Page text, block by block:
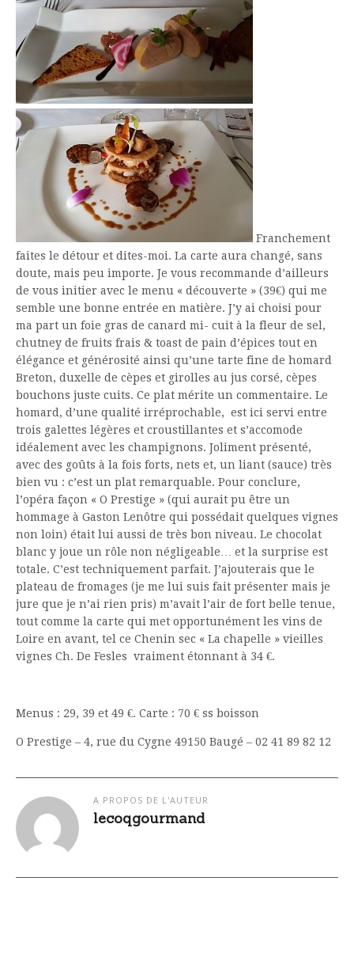
Franchement
faites le détour et dites-moi. La carte aura changé, sans
doute, mais peu importe. Je vous recommande d’ailleurs
de vous initier avec le menu « découverte » (39€) qui me
semble une bonne entrée en matière. J’y ai choisi pour
ma part un foie gras de canard mi- cuit à la fleur de sel,
chutney de fruits frais & toast de pain d’épices tout en
élégance et générosité ainsi qu’une tarte fine de homard
Breton, duxelle de cèpes et girolles au jus corsé, cèpes
bouchons juste cuits. Ce plat mérite un commentaire. Le
homard, d’une qualité irréprochable, est ici servi entre
trois galettes légères et croustillantes et s’accomode
idéalement avec les champignons. Joliment présenté,
avec des goûts à la fois forts, nets et, un liant (sauce) très
bien vu : c’est un plat remarquable. Pour conclure,
l’opéra façon « O Prestige » (qui aurait pu être un
hommage à Gaston Lenôtre qui possédait quelques vignes
non loin) était lui aussi de très bon niveau. Le chocolat
blanc y joue un rôle non négligeable… et la surprise est
totale. C’est techniquement parfait. J’ajouterais que le
plateau de fromages (je me lui suis fait présenter mais je
jure que je n’ai rien pris) m’avait l’air de fort belle tenue,
tout comme la carte qui met opportunément les vins de
Loire en avant, tel ce Chenin sec « La chapelle » vieilles
vignes Ch. De Fesles vraiment étonnant à 34 €.
Menus : 29, 39 et 49 €. Carte : 70 € ss boisson
O Prestige – 4, rue du Cygne 49150 Baugé – 02 41 89 82 12
A PROPOS DE L'AUTEUR
lecoqgourmand